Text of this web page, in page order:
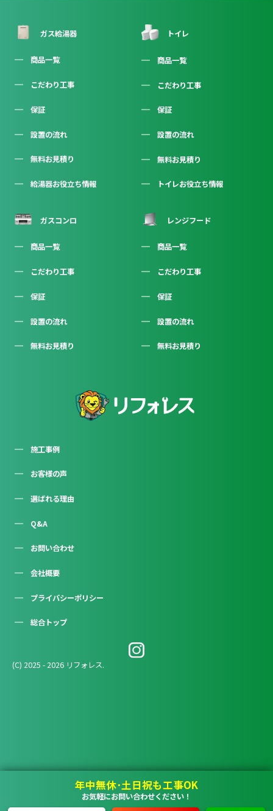
施工事例
お客様の声
選ばれる理由
Q&A
お問い合わせ
会社概要
プライバシーポリシー
総合トップ
(C) 2025 - 2026 リフォレス.
ガス給湯器
商品一覧
こだわり工事
保証
設置の流れ
無料お見積り
給湯器お役立ち情報
トイレ
商品一覧
こだわり工事
保証
設置の流れ
無料お見積り
トイレお役立ち情報
ガスコンロ
商品一覧
こだわり工事
保証
設置の流れ
無料お見積り
レンジフード
商品一覧
こだわり工事
保証
設置の流れ
無料お見積り
年中無休･土日祝も工事OK
お気軽にお問い合わせください！